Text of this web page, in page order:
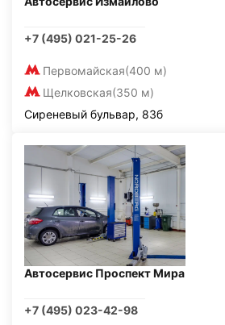
+7 (495) 021-25-26
Первомайская(400 м)
Щелковская(350 м)
Сиреневый бульвар, 83б
Автосервис Проспект Мира
+7 (495) 023-42-98